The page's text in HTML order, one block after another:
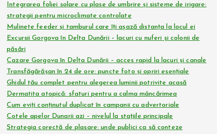
Integrarea foliei solare cu plase de umbrire și sisteme de irigare:
strategii pentru microclimate controlate
Mulinete feeder și tamburul care îți așază distanța la locul ei
Excursii Gorgova în Delta Dunării – lacuri cu nuferi și colonii de
păsări
Cazare Gorgova în Delta Dunării – acces rapid la lacuri și canale
Transfăgărășan în 24 de ore: puncte foto și opriri esențiale
Ghidul tău complet pentru alegerea luminii potrivite acasă
Dermatita atopică: sfaturi pentru a calma mâncărimea
Cum eviți conținutul duplicat în campanii cu advertoriale
Cotele apelor Dunarii azi – nivelul la stațiile principale
Strategia corectă de plasare: unde publici ca să conteze